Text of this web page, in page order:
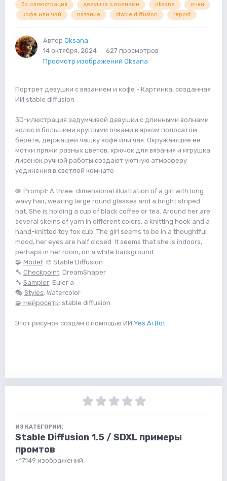
3d иллюстрация девушка с волнами oksana
очки
кофе или чай
вязание stable diffusion repost
Автор Oksana
14 октября, 2024
627 просмотров
Просмотр изображений Oksana
Портрет девушки с вязанием и кофе - Картинка, созданная
ИИ stable diffusion
3D-илюстрация задумчивой девушки с длинными волнами
волос и большими круглыми очками в ярком полосатом
берете, держащей чашку кофе или чая. Окружающие её
мотки пряжи разных цветов, крючок для вязания и игрушка
лисенок ручной работы создают уютную атмосферу
уединения в светлой комнате
✏️ Prompt: A three-dimensional illustration of a girl with long
wavy hair, wearing large round glasses and a bright striped
hat. She is holding a cup of black coffee or tea. Around her are
several skeins of yarn in different colors, a knitting hook and a
hand-knitted toy fox cub. The girl seems to be in a thoughtful
mood, her eyes are half closed. It seems that she is indoors,
perhaps in her room, on a white background.
🧩 Model: 🎨 Stable Diffusion
🔨 Checkpoint: DreamShaper
🔧 Sampler: Euler a
🎭 Styles: Watercolor
🧩 Нейросеть: stable diffusion
Этот рисунок создан с помощью ИИ Yes Ai Bot
ИЗ КАТЕГОРИИ:
Stable Diffusion 1.5 / SDXL примеры
промтов
· 17149 изображений